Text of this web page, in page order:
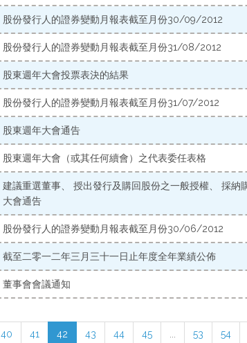
股份發行人的證券變動月報表截至月份30/09/2012
股份發行人的證券變動月報表截至月份31/08/2012
股東週年大會投票表決的結果
股份發行人的證券變動月報表截至月份31/07/2012
股東週年大會通告
股東週年大會（或其任何續會）之代表委任表格
建議重選董事、 授出發行及購回股份之一般授權、 採納
大會通告
股份發行人的證券變動月報表截至月份30/06/2012
截至二零一二年三月三十一日止年度全年業績公佈
董事會會議通知
40 41 42 43 44 45 53 54